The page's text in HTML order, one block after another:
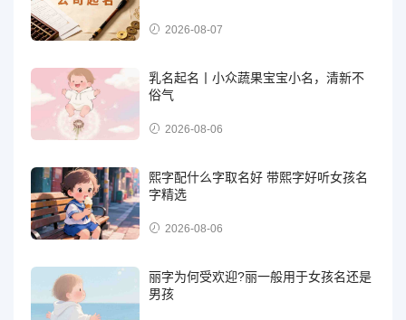
2026-08-07
乳名起名丨小众蔬果宝宝小名，清新不
俗气
2026-08-06
熙字配什么字取名好 带熙字好听女孩名
字精选
2026-08-06
丽字为何受欢迎?丽一般用于女孩名还是
男孩